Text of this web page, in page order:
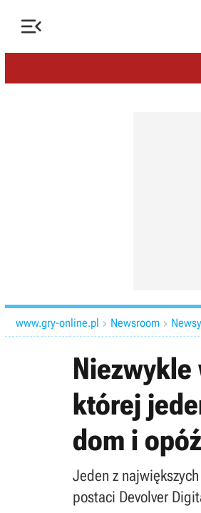

www.gry-online.pl  Newsroom 
której
dom i
Jeden z
postaci Devolver